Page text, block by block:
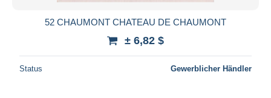
52 CHAUMONT CHATEAU DE CHAUMONT
± 6,82 $
Status Gewerblicher Händler